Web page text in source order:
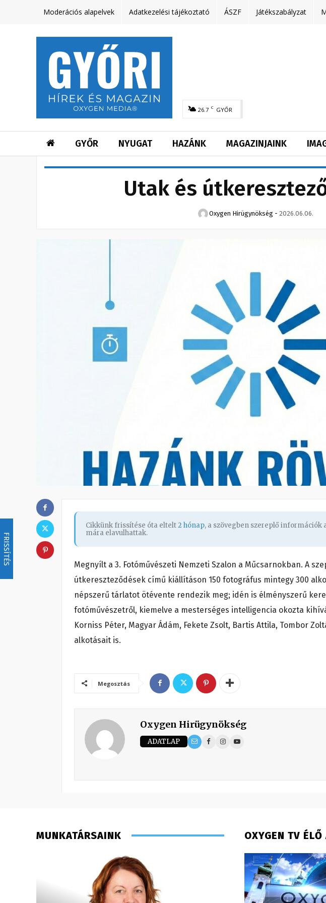
FRISSÍTÉS
Moderációs alapelvek Adatkezelési tájékoztató ÁSZF Játékszabályzat
26.7 C GYŐR
GYŐR NYUGAT HAZÁNK MAGAZINJAINK
Utak és
Oxygen Hirügynökség - 2026.06.06.
Cikkünk frissítése óta eltelt2 hónap, a szövegben szereplő
mára elavulhattak.
Megnyílt a 3. Fotóművészeti Nemzeti Szalon a Műcsarnokban. A
útkereszteződések című kiállításon 150 fotográfus mintegy 300
népszerű tárlatot ötévente rendezik meg; idén is élményszerű
fotóművészetről, kiemelve a mesterséges intelligencia okozta
Korniss Péter, Magyar Ádám, Fekete Zsolt, Bartis Attila, Tombor
alkotásait is.
Megosztás
Oxygen Hirügynökség
ADATLAP
MUNKATÁRSAINK OXYGEN TV ÉLŐ